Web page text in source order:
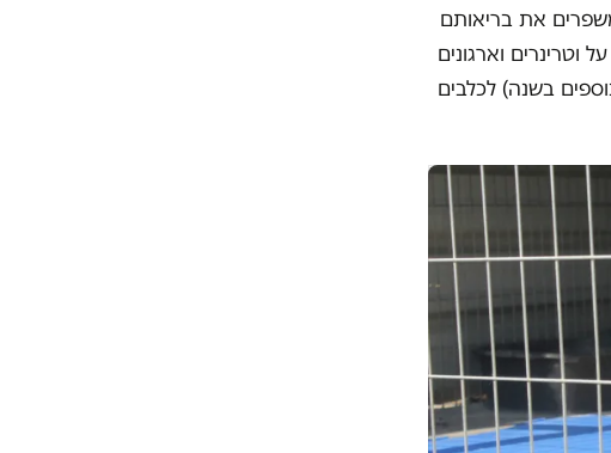
את בריאותם
וטרינרים וארגונים
בחוק אגרה מוגדלת (ב-350 שקלים נוספים בשנה) לכלבים